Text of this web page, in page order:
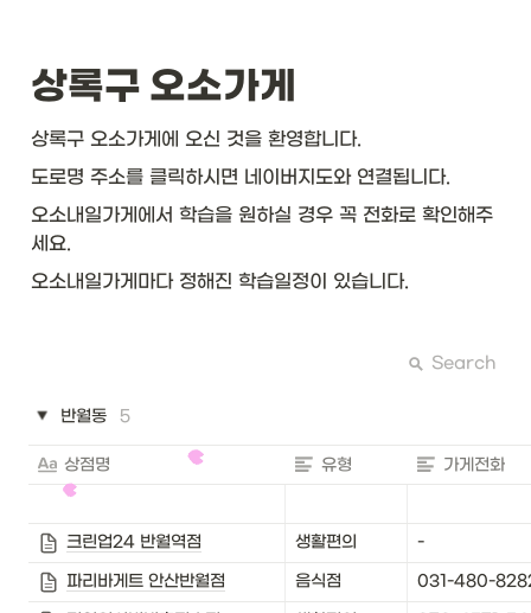
상록구 오소가게
상록구 오소가게에 오신 것을 환영합니다.
도로명 주소를 클릭하시면 네이버지도와 연결됩니다.
오소내일가게에서 학습을 원하실 경우 꼭 전화로 확인해주
세요.
오소내일가게마다 정해진 학습일정이 있습니다.
Search
반월동 5
상점명 유형 가게전화
크린업24 반월역점 생활편의
-
파리바게트 안산반월점
음식점
031-480-